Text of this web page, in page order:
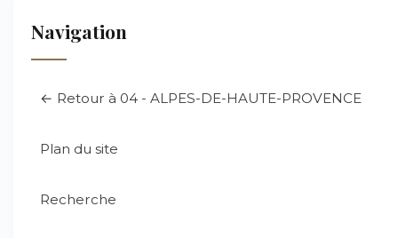
Navigation
← Retour à 04 - ALPES-DE-HAUTE-PROVENCE
Plan du site
Recherche